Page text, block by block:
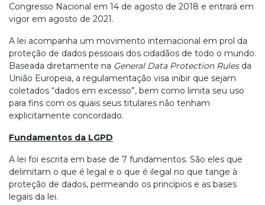
Congresso Nacional em 14 de agosto de 2018 e entrará em
vigor em agosto de 2021.
A lei acompanha um movimento internacional em prol da
proteção de dados pessoais dos cidadãos de todo o mundo.
Baseada diretamente na General Data Protection Rulesda
União Europeia, a regulamentação visa inibir que sejam
coletados “dados em excesso”, bem como limita seu uso
para fins com os quais seus titulares não tenham
explicitamente concordado.
Fundamentos da LGPD
A lei foi escrita em base de 7 fundamentos. São eles que
delimitam o que é legal e o que é ilegal no que tange à
proteção de dados, permeando os princípios e as bases
legais da lei.